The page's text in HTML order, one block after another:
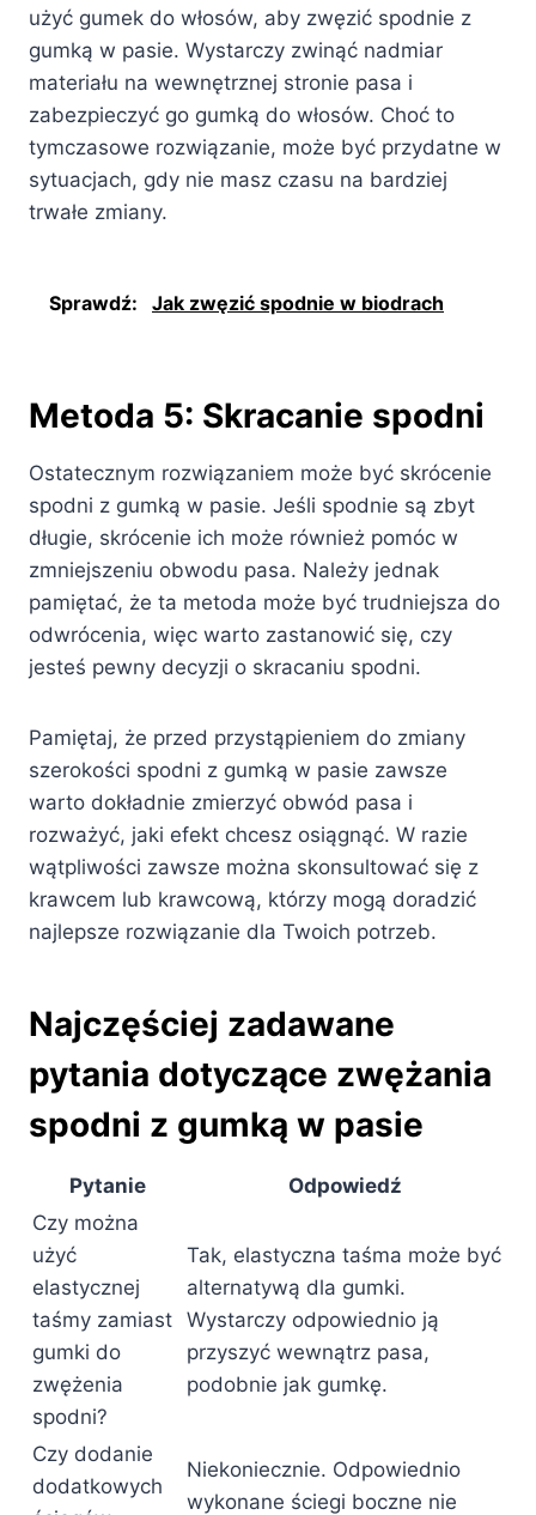
użyć gumek do włosów, aby zwęzić spodnie z
gumką w pasie. Wystarczy zwinąć nadmiar
materiału na wewnętrznej stronie pasa i
zabezpieczyć go gumką do włosów. Choć to
tymczasowe rozwiązanie, może być przydatne w
sytuacjach, gdy nie masz czasu na bardziej
trwałe zmiany.
Sprawdź: Jak zwęzić spodnie w biodrach
Metoda 5: Skracanie spodni
Ostatecznym rozwiązaniem może być skrócenie
spodni z gumką w pasie. Jeśli spodnie są zbyt
długie, skrócenie ich może również pomóc w
zmniejszeniu obwodu pasa. Należy jednak
pamiętać, że ta metoda może być trudniejsza do
odwrócenia, więc warto zastanowić się, czy
jesteś pewny decyzji o skracaniu spodni.
Pamiętaj, że przed przystąpieniem do zmiany
szerokości spodni z gumką w pasie zawsze
warto dokładnie zmierzyć obwód pasa i
rozważyć, jaki efekt chcesz osiągnąć. W razie
wątpliwości zawsze można skonsultować się z
krawcem lub krawcową, którzy mogą doradzić
najlepsze rozwiązanie dla Twoich potrzeb.
Najczęściej zadawane
pytania dotyczące zwężania
spodni z gumką w pasie
Pytanie
Odpowiedź
Czy można
użyć
elastycznej
taśmy zamiast
gumki do
zwężenia
spodni?
Tak, elastyczna taśma może być
alternatywą dla gumki.
Wystarczy odpowiednio ją
przyszyć wewnątrz pasa,
podobnie jak gumkę.
Czy dodanie
dodatkowych
Niekoniecznie. Odpowiednio
wykonane ściegi boczne nie